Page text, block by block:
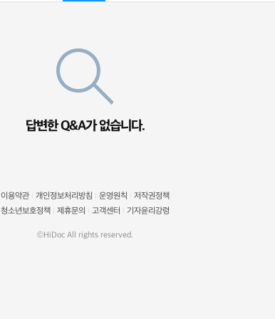
답변한 Q&A가 없습니다.
이용약관 개인정보처리방침 운영원칙
저작권정책
청소년보호정책
제휴문의 고객센터 기자윤리강령
©HiDoc All rights reserved.